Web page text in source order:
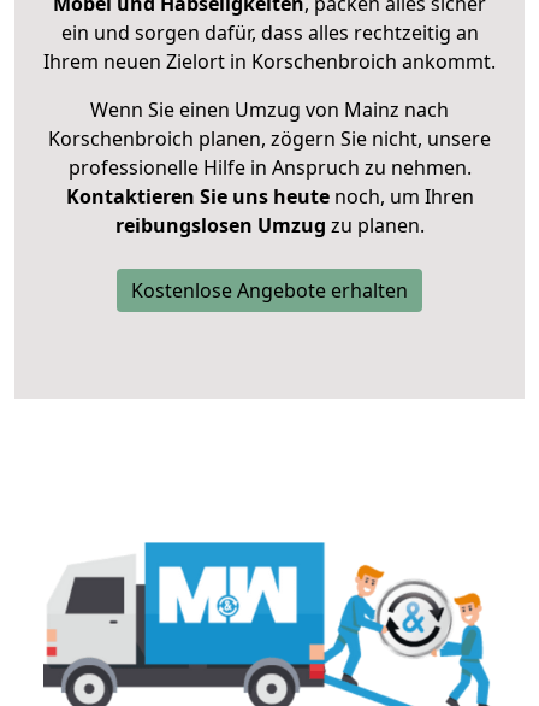
ein und sorgen dafür, dass alles rechtzeitig an
Ihrem neuen Zielort in Korschenbroich ankommt.
Wenn Sie einen Umzug von Mainz nach
Korschenbroich planen, zögern Sie nicht, unsere
professionelle Hilfe in Anspruch zu nehmen.
Kontaktieren Sie uns heutenoch, um Ihren
reibungslosen Umzug zu planen.
Kostenlose Angebote erhalten